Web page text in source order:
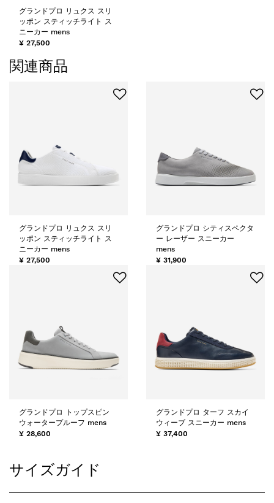
グランドプロ リュクス スリ
ッポン スティッチライト ス
ニーカー mens
¥ 27,500
関連商品
グランドプロ リュクス スリ
ッポン スティッチライト ス
ニーカー mens
¥ 27,500
グランドプロ シティスペクタ
ー レーザー スニーカー
mens
¥ 31,900
グランドプロ トップスピン
ウォータープルーフ mens
¥ 28,600
グランドプロ ターフ スカイ
ウィーブ スニーカー mens
¥ 37,400
サイズガイド